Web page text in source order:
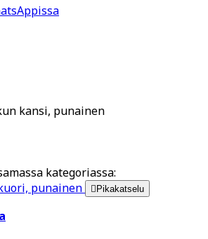
kansi, punainen
kategoriassa:
Pikakatselu